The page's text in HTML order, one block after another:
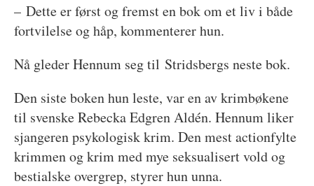
– Dette er først og fremst en bok om et liv i både
fortvilelse og håp, kommenterer hun.
Nå gleder Hennum seg til Stridsbergs neste bok.
Den siste boken hun leste, var en av krimbøkene
til svenske Rebecka Edgren Aldén. Hennum liker
sjangeren psykologisk krim. Den mest actionfylte
krimmen og krim med mye seksualisert vold og
bestialske overgrep, styrer hun unna.